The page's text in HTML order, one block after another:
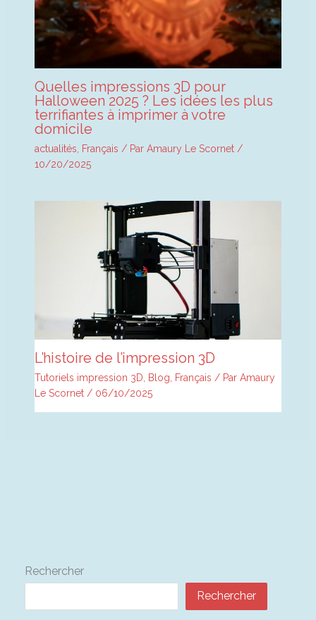
Quelles impressions 3D pour
Halloween 2025 ? Les idées les plus
terrifiantes à imprimer à votre
domicile
actualités Français / Par Amaury Le Scornet /
10/20/2025
L’histoire de l’impression 3D
Tutoriels impression 3D Blog Français / Par Amaury
Le Scornet / 06/10/2025
Rechercher
Rechercher